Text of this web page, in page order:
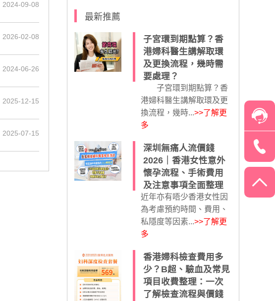
2024-09-08
2026-02-08
2024-06-26
2025-12-15
2025-07-15
最新推薦
子宮環到期點算？香
港婦科醫生講解取環
及更換流程，幾時需
要處理？
子宮環到期點算？香
港婦科醫生講解取環及更
換流程，幾時...>>了解更
多
深圳無痛人流價錢
2026｜香港女性意外
懷孕流程、手術費用
及注意事項全面整理
近年亦有唔少香港女性因
為考慮預約時間、費用、
私隱度等因素...>>了解更
多
香港婦科檢查費用多
少？B超、驗血及常見
項目收費整理：一次
了解檢查流程與價錢